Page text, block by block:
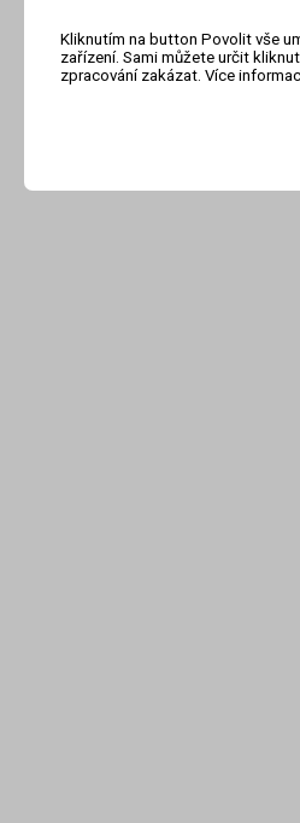
Kliknutím na button Povolit vše
zařízení. Sami můžete určit
zpracování zakázat. Více